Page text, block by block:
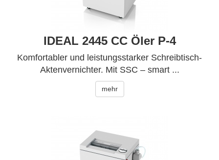
IDEAL 2445 CC Öler P-4
Komfortabler und leistungsstarker Schreibtisch-
Aktenvernichter. Mit SSC – smart ...
mehr